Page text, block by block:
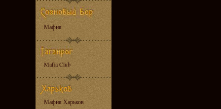
Мафия
Mafia Club
Мафия Харьков